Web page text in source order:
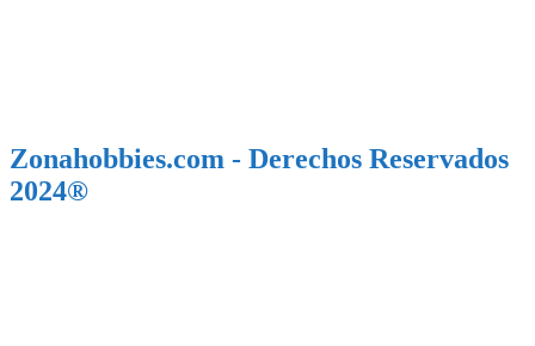
Zonahobbies.com - Derechos Reservados
2024®